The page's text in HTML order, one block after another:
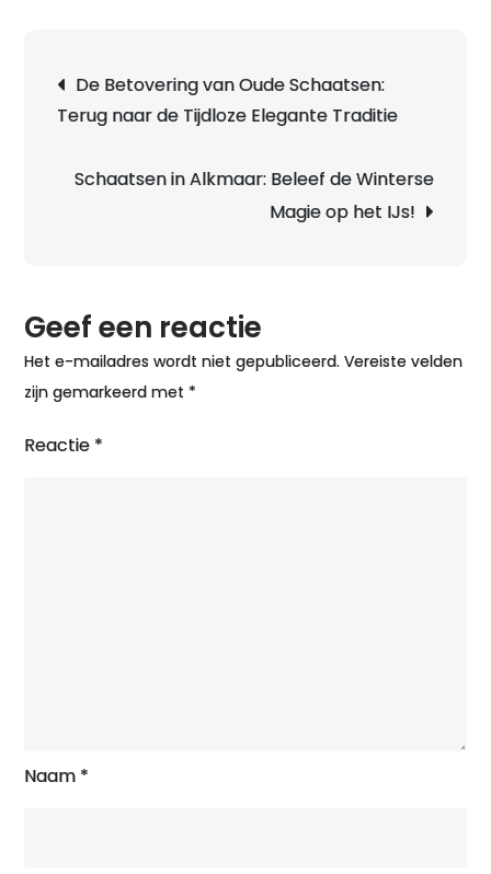
De Betovering van Oude Schaatsen:
Terug naar de Tijdloze Elegante Traditie
Schaatsen in Alkmaar: Beleef de Winterse
Magie op het IJs!
Geef een reactie
Het e-mailadres wordt niet gepubliceerd. Vereiste velden
zijn gemarkeerd met *
Reactie *
Naam *